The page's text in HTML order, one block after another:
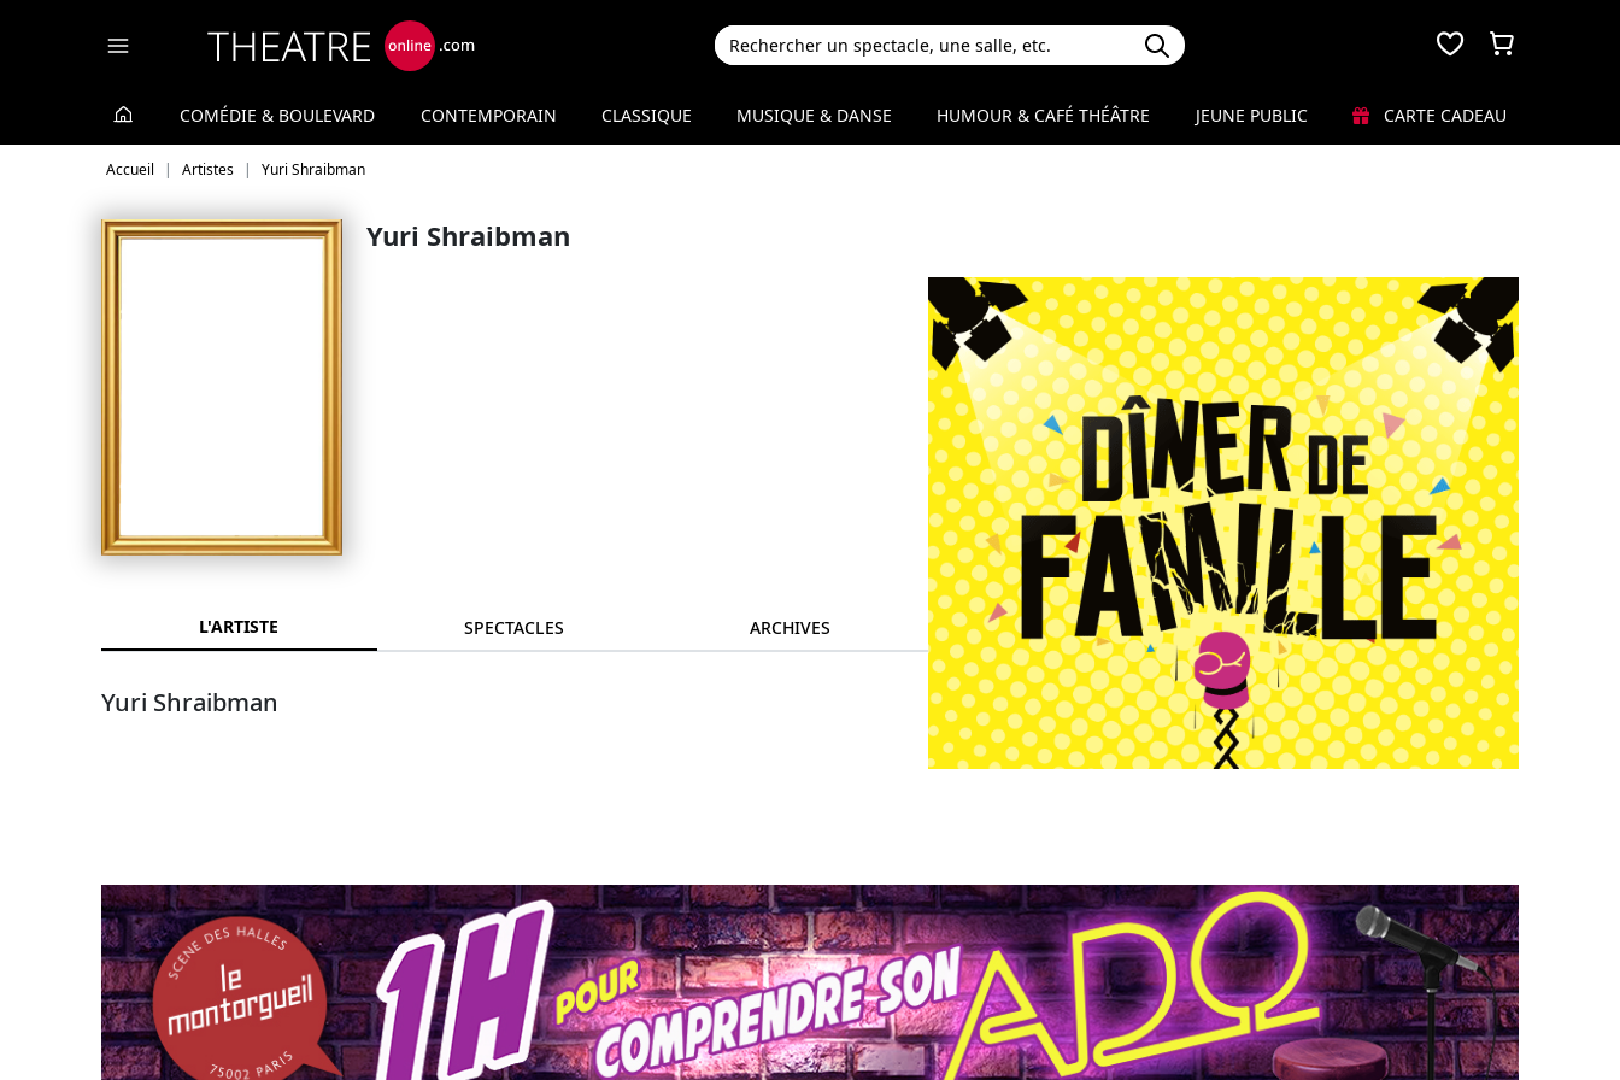
COMÉDIE & BOULEVARD CONTEMPORAIN CLASSIQUE MUSIQUE & DANSE HUMOUR & CAFÉ THÉÂTRE JEUNE PUBLIC CARTE CADEAU
Accueil Artistes Yuri Shraibman
Yuri Shraibman
L'ARTISTE SPECTACLES ARCHIVES
Yuri Shraibman